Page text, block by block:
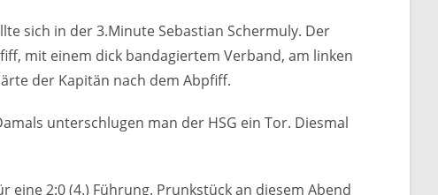
sich in der 3.Minute Sebastian Schermuly. Der
mit einem dick bandagiertem Verband, am linken
der Kapitän nach dem Abpfiff.
unterschlugen man der HSG ein Tor. Diesmal
2:0 (4.) Führung. Prunkstück an diesem Abend